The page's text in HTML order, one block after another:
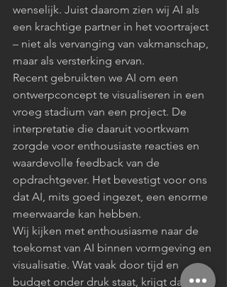
wenselijk. Juist daarom zien wij AI als
een krachtige partner in het voortraject
– niet als vervanging van vakmanschap,
maar als versterking ervan.
Recent gebruikten we AI om een
ontwerpconcept te visualiseren in een
vroeg stadium van een project. De
interpretatie die daaruit voortkwam
zorgde voor enthousiaste reacties en
waardevolle feedback van de
opdrachtgever. Het bevestigt voor ons
dat AI, mits goed ingezet, een enorme
meerwaarde kan hebben.
Wij kijken met enthousiasme naar de
toekomst van AI binnen vormgeving en
visualisatie. Wat vaak door tijd en
budget onder druk staat, krijgt dankzij